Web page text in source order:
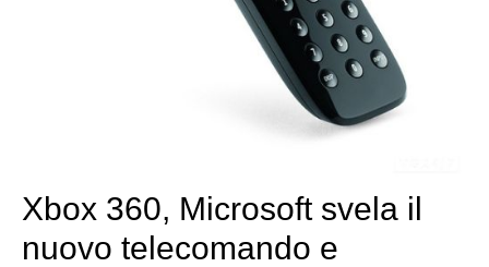
Xbox 360, Microsoft svela il
nuovo telecomando e